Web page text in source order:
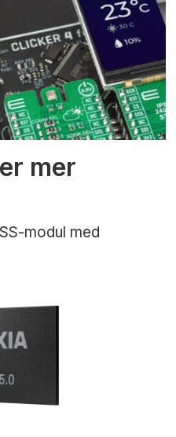
mer
modul med